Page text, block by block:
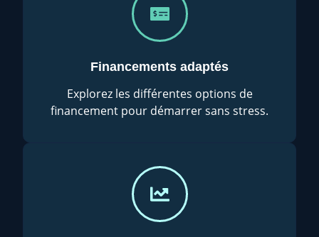
Financements adaptés
Explorez les différentes options de
financement pour démarrer sans stress.